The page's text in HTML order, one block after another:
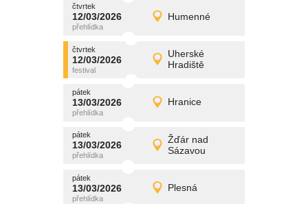
čtvrtek
12/03/2026 Humenné
čtvrtek
12/03/2026 Detail
promítání
čtvrtek
12/03/2026
Uherské
Hradiště
čtvrtek
12/03/2026 Detail
promítání
pátek
13/03/2026 Hranice
pátek
13/03/2026 Detail
promítání
pátek
13/03/2026
Žďár nad
Sázavou
pátek
13/03/2026 Detail
promítání
pátek
13/03/2026 Plesná
pátek
13/03/2026 Detail
promítání